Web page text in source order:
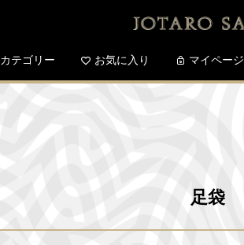
カテゴリー お気に入り マイページ
検索
足袋